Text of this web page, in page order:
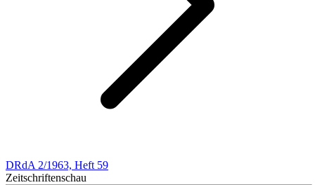
DRdA 2/1963, Heft 59
Zeitschriftenschau